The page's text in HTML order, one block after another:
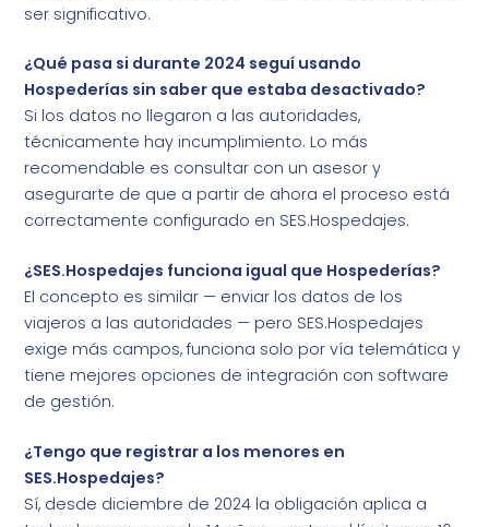
ser significativo.
¿Qué pasa si durante 2024 seguí usando
Hospederías sin saber que estaba desactivado?
Si los datos no llegaron a las autoridades,
técnicamente hay incumplimiento. Lo más
recomendable es consultar con un asesor y
asegurarte de que a partir de ahora el proceso está
correctamente configurado en SES.Hospedajes.
¿SES.Hospedajes funciona igual que Hospederías?
El concepto es similar — enviar los datos de los
viajeros a las autoridades — pero SES.Hospedajes
exige más campos, funciona solo por vía telemática y
tiene mejores opciones de integración con software
de gestión.
¿Tengo que registrar a los menores en
SES.Hospedajes?
Sí, desde diciembre de 2024 la obligación aplica a